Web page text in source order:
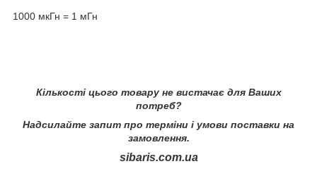
1000 мкГн = 1 мГн
Кількості цього товару не вистачає для Ваших
потреб?
Надсилайте запит про терміни i умови поставки на
замовлення.
sibaris.com.ua